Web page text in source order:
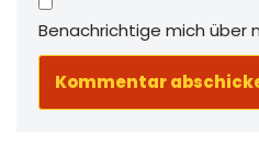
Benachrichtige mich über